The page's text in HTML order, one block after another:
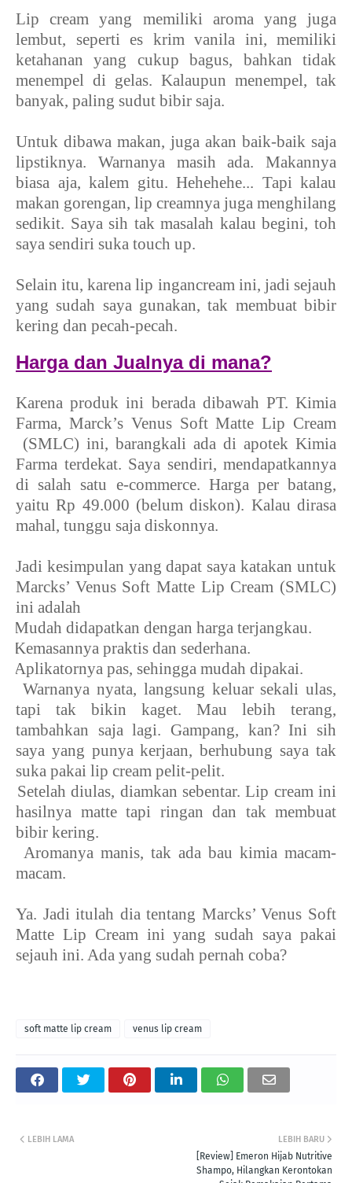
Lip cream yang memiliki aroma yang juga
lembut, seperti es krim vanila ini, memiliki
ketahanan yang cukup bagus, bahkan tidak
menempel di gelas. Kalaupun menempel, tak
banyak, paling sudut bibir saja.
Untuk dibawa makan, juga akan baik-baik saja
lipstiknya. Warnanya masih ada. Makannya
biasa aja, kalem gitu. Hehehehe... Tapi kalau
makan gorengan, lip creamnya juga menghilang
sedikit. Saya sih tak masalah kalau begini, toh
saya sendiri suka touch up.
Selain itu, karena lip ingancream ini, jadi sejauh
yang sudah saya gunakan, tak membuat bibir
kering dan pecah-pecah.
Harga dan Jualnya di mana?
Karena produk ini berada dibawah PT. Kimia
Farma, Marck’s Venus Soft Matte Lip Cream
(SMLC) ini, barangkali ada di apotek Kimia
Farma terdekat. Saya sendiri, mendapatkannya
di salah satu e-commerce. Harga per batang,
yaitu Rp 49.000 (belum diskon). Kalau dirasa
mahal, tunggu saja diskonnya.
Jadi kesimpulan yang dapat saya katakan untuk
Marcks’ Venus Soft Matte Lip Cream (SMLC)
ini adalah
Mudah didapatkan dengan harga terjangkau.
Kemasannya praktis dan sederhana.
Aplikatornya pas, sehingga mudah dipakai.
Warnanya nyata, langsung keluar sekali ulas,
tapi tak bikin kaget. Mau lebih terang,
tambahkan saja lagi. Gampang, kan? Ini sih
saya yang punya kerjaan, berhubung saya tak
suka pakai lip cream pelit-pelit.
Setelah diulas, diamkan sebentar. Lip cream ini
hasilnya matte tapi ringan dan tak membuat
bibir kering.
Aromanya manis, tak ada bau kimia macam-
macam.
Ya. Jadi itulah dia tentang Marcks’ Venus Soft
Matte Lip Cream ini yang sudah saya pakai
sejauh ini. Ada yang sudah pernah coba?
soft matte lip cream venus lip cream
LEBIH BARU
[Review] Emeron Hijab Nutritive
Shampo, Hilangkan Kerontokan
LEBIH LAMA